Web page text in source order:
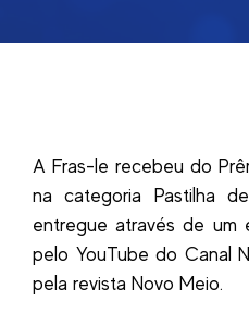
A Fras-le recebeu do
na categoria Pastilha
entregue através de um
pelo YouTube do Canal
pela revista Novo Meio.